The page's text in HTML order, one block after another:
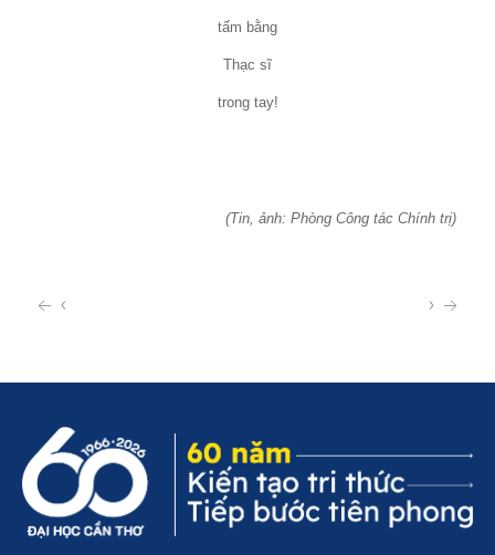
tấm bằng
Thạc sĩ
trong tay!
(Tin, ảnh: Phòng Công tác Chính trị)
‹ ›